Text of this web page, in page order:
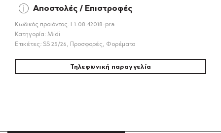
Αποστολές / Επιστροφές
Κωδικός προϊόντος: Γ1.08.42018-pra
Κατηγορία: Midi
Ετικέτες: SS 25/26 Προσφορές Φορέματα
Τηλεφωνική παραγγελία